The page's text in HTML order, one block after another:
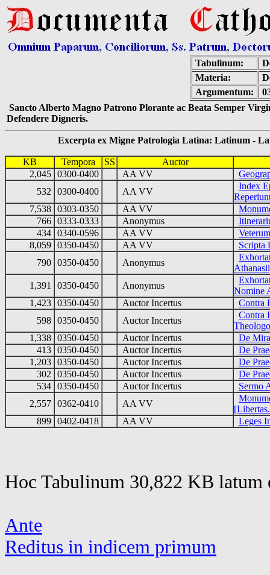
Tabulinum:
Materia:
Argumentum:
Sancto Alberto Magno Patrono Plorante ac Beata Semper
Defendere Digneris.
Excerpta ex Migne Patrologia Latina: Latinum -
KB Tempora SS
Auctor
2,045 0300-0400 AA VV
532
0300-0400 AA VV
Index
7,538 0303-0350 AA VV
766 0333-0333 Anonymus
434 0340-0596 AA VV
8,059 0350-0450 AA VV
Scripta
790 0350-0450 Anonymus
1,391
0350-0450 Anonymus
Nomine
1,423 0350-0450 Auctor Incertus
Contra
598 0350-0450 Auctor Incertus
Contra
1,338 0350-0450 Auctor Incertus
De
413 0350-0450 Auctor Incertus
De
1,203 0350-0450 Auctor Incertus
De
302
0350-0450 Auctor Incertus
De
534 0350-0450 Auctor Incertus
Sermo
2,557 0362-0410 AA VV
899 0402-0418 AA VV Leges
Hoc Tabulinum 30,822 KB latum
Ante
Reditus in indicem primum